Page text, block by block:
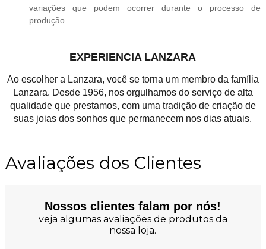
variações que podem ocorrer durante o processo de
produção.
EXPERIENCIA LANZARA
Ao escolher a Lanzara, você se torna um membro da família
Lanzara. Desde 1956, nos orgulhamos do serviço de alta
qualidade que prestamos, com uma tradição de criação de
suas joias dos sonhos que permanecem nos dias atuais.
Avaliações dos Clientes
Nossos clientes falam por nós!
veja algumas avaliações de produtos da
nossa loja.